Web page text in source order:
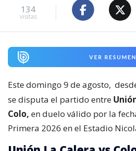
134
visitas
VER RESUMEN
Este domingo 9 de agosto,
se disputa el partido entre
Colo, en duelo válido por la
Primera 2026 en el Estadio